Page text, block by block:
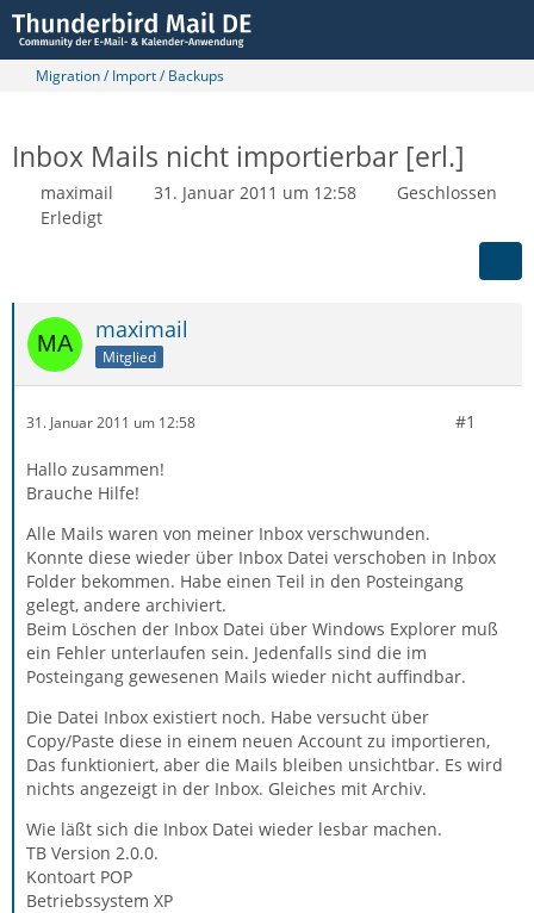
Migration / Import / Backups
Inbox Mails nicht importierbar [erl.]
maximail 31. Januar 2011 um 12:58
Geschlossen
Erledigt
maximail
Mitglied
31. Januar 2011 um 12:58 #1
Hallo zusammen!
Brauche Hilfe!
Alle Mails waren von meiner Inbox verschwunden.
Konnte diese wieder über Inbox Datei verschoben in Inbox
Folder bekommen. Habe einen Teil in den Posteingang
gelegt, andere archiviert.
Beim Löschen der Inbox Datei über Windows Explorer muß
ein Fehler unterlaufen sein. Jedenfalls sind die im
Posteingang gewesenen Mails wieder nicht auffindbar.
Die Datei Inbox existiert noch. Habe versucht über
Copy/Paste diese in einem neuen Account zu importieren,
Das funktioniert, aber die Mails bleiben unsichtbar. Es wird
nichts angezeigt in der Inbox. Gleiches mit Archiv.
Wie läßt sich die Inbox Datei wieder lesbar machen.
TB Version 2.0.0.
Kontoart POP
Betriebssystem XP